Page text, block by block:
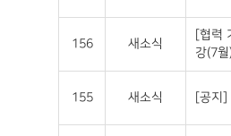
156 새소식
[협력
강(7월
155 새소식 [공지]